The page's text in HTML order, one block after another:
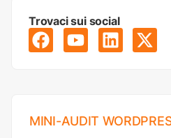
Trovaci sui social
MINI-AUDIT